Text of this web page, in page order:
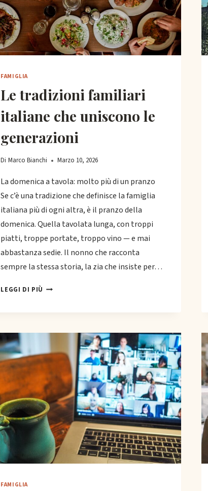
FAMIGLIA
Le tradizioni familiari
italiane che uniscono le
generazioni
Di Marco Bianchi Marzo 10, 2026
La domenica a tavola: molto più di un pranzo
Se c’è una tradizione che definisce la famiglia
italiana più di ogni altra, è il pranzo della
domenica. Quella tavolata lunga, con troppi
piatti, troppe portate, troppo vino — e mai
abbastanza sedie. Il nonno che racconta
sempre la stessa storia, la zia che insiste per…
LEGGI DI PIÙ LE
CHE
UNISCONO
LE
GENERAZIONI
FAMIGLIA